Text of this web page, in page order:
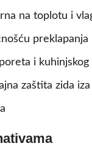
na toplotu i
preklapanja
i
zaštita zida